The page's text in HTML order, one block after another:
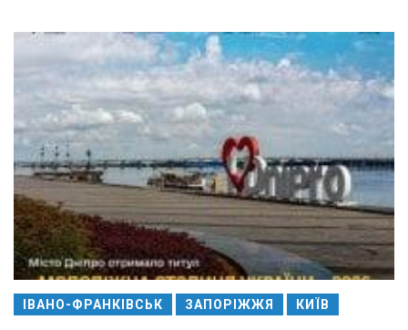
ІВАНО-ФРАНКІВСЬК ЗАПОРІЖЖЯ КИЇВ